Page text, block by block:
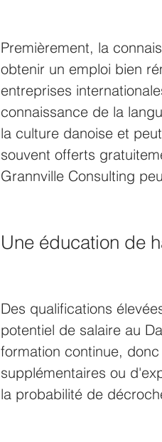
Premièrement, la
obtenir un emploi bien
entreprises
connaissance de la
la culture danoise et
souvent offerts
Grannville Consulting
Une éducation de
Des qualifications
potentiel de salaire au
formation continue,
supplémentaires ou
la probabilité de